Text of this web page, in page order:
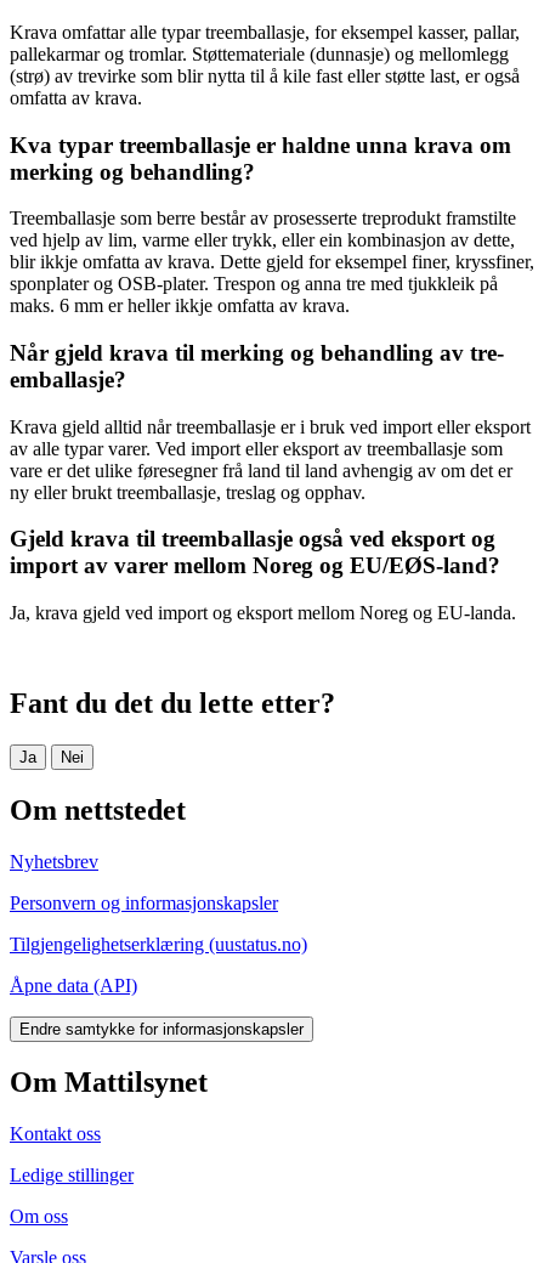
Krava omfattar alle typar tre­emballasje, for eksempel kasser, pallar,
palle­karmar og tromlar. Støtte­materiale (dunnasje) og mellom­legg
(strø) av trevirke som blir nytta til å kile fast eller støtte last, er også
omfatta av krava.
Kva typar tre­emballasje er haldne unna krava om
merking og behandling?
Tre­emballasje som berre består av prosesserte tre­produkt fram­stilte
ved hjelp av lim, varme eller trykk, eller ein kombinasjon av dette,
blir ikkje omfatta av krava. Dette gjeld for eksempel finer, kryss­finer,
spon­plater og OSB-plater. Trespon og anna tre med tjukkleik på
maks. 6 mm er heller ikkje omfatta av krava.
Når gjeld krava til merking og behandling av tre­
emballasje?
Krava gjeld alltid når tre­emballasje er i bruk ved import eller eksport
av alle typar varer. Ved import eller eksport av tre­emballasje som
vare er det ulike føresegner frå land til land avhengig av om det er
ny eller brukt tre­emballasje, treslag og opphav.
Gjeld krava til tre­emballasje også ved eksport og
import av varer mellom Noreg og EU/EØS-land?
Ja, krava gjeld ved import og eksport mellom Noreg og EU-landa.
Fant du det du lette etter?
Ja Nei
Om nettstedet
Nyhetsbrev
Personvern og informasjonskapsler
Tilgjengelighetserklæring (uustatus.no)
Åpne data (API)
Endre samtykke for informasjonskapsler
Om Mattilsynet
Kontakt oss
Ledige stillinger
Om oss
Varsle oss